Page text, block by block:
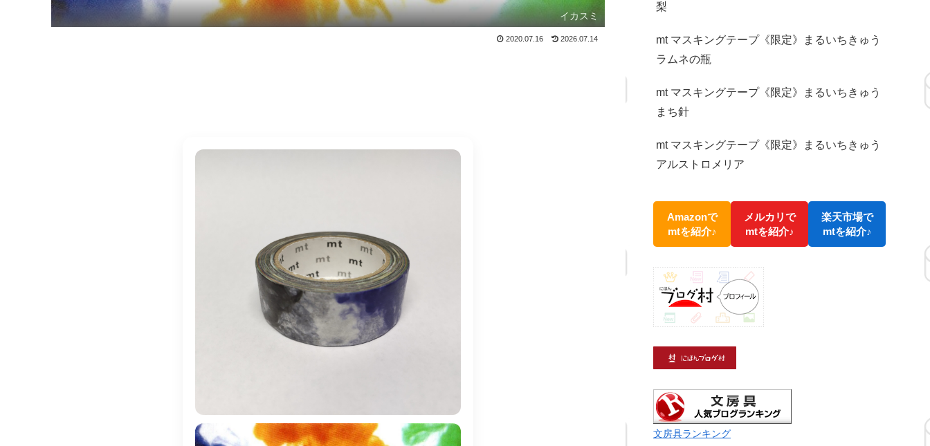
イカスミ
2020.07.16 2026.07.14
梨
mt マスキングテープ《限定》まるいちきゅう
ラムネの瓶
mt マスキングテープ《限定》まるいちきゅう
まち針
mt マスキングテープ《限定》まるいちきゅう
アルストロメリア
Amazonで
mtを紹介♪
メルカリで
mtを紹介♪
楽天市場で
mtを紹介♪
文房具ランキング